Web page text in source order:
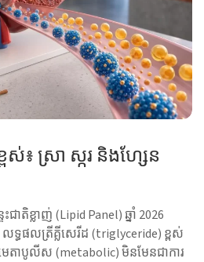
ស់៖ ស្រា ស្ករ និងហ្សែន
ាតិខ្លាញ់ (Lipid Panel) ឆ្នាំ 2026
លទ្ធផលត្រីគ្លីសេរីដ (triglyceride) ខ្ពស់
តាបូលីស (metabolic) មិនមែនជាការ